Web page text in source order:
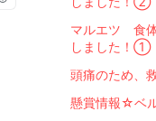
マルエツ 食
しました！①
頭痛のため、
懸賞情報☆ベ